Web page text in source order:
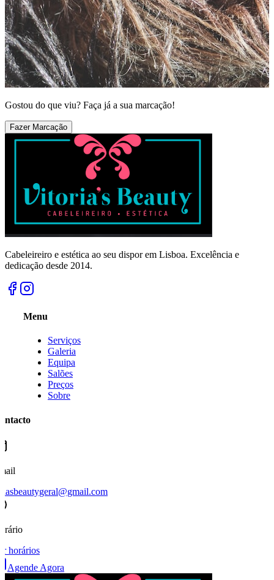
Gostou do que viu? Faça já a sua marcação!
Fazer Marcação
Cabeleireiro e estética ao seu dispor em Lisboa. Excelência e
dedicação desde 2014.
Menu
Serviços
Galeria
Equipa
Salões
Preços
Sobre
horários
Agende Agora